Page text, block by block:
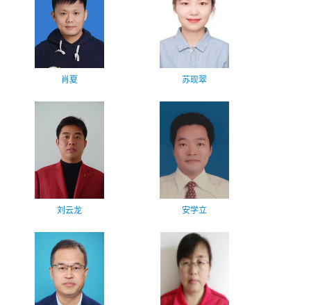
肖夏 苏现翠
刘云龙 安学立